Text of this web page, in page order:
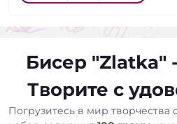
Бисер "Zlatka"
Творите с
Погрузитесь в мир творчества